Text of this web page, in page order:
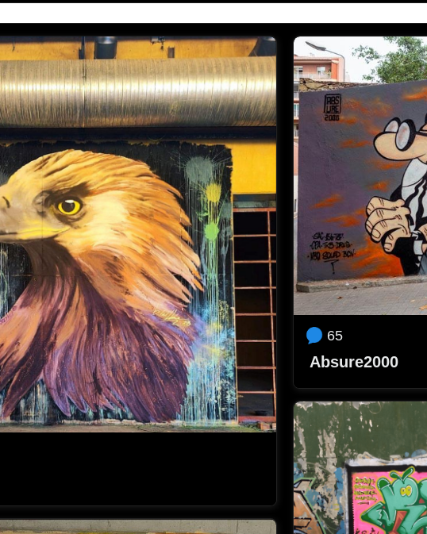
SAUL
Aoner eres una grande rodeada entre grandes, eres brutal con tu letering 🔝🔝🔝❤️
2023-10-05 20:38
Agüi Figueroa
Brutal
2023-10-05 20:17
Ivonne
Está guapo👏🏼🎨✏️
2023-10-05 20:04
diRk
Piezon!
2023-10-05 19:51
Victor
Muy buena composicion!
2023-10-05 19:44
Ana belén
Muy bueno 👌 👍
2023-10-05 19:27
65
Absure2000